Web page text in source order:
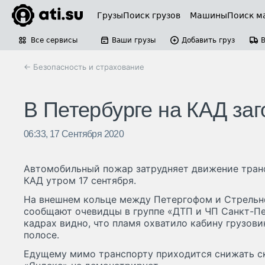
ГрузыПоиск грузов МашиныПоиск
Все сервисы Ваши грузы Добавить груз
← Безопасность и страхование
В Петербурге на КАД
06:33, 17 Сентября 2020
Автомобильный пожар затрудняет движение
КАД утром 17 сентября.
На внешнем кольце между Петергофом и
сообщают очевидцы в группе «ДТП и ЧП Санкт-
кадрах видно, что пламя охватило кабину
полосе.
Едущему мимо транспорту приходится снижать